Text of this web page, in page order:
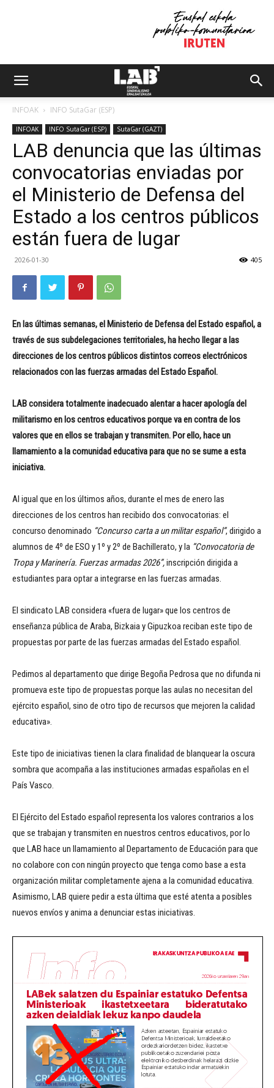
INFOAK INFO SutaGar (ESP)
INFOAK INFO SutaGar (ESP) SutaGar (GAZT)
LAB denuncia que las últimas
convocatorias enviadas por
el Ministerio de Defensa del
Estado a los centros públicos
están fuera de lugar
2026-01-30 405
En las últimas semanas, el Ministerio de Defensa del Estado español, a
través de sus subdelegaciones territoriales, ha hecho llegar a las
direcciones de los centros públicos distintos correos electrónicos
relacionados con las fuerzas armadas del Estado Español.
LAB considera totalmente inadecuado alentar a hacer apología del
militarismo en los centros educativos porque va en contra de los
valores que en ellos se trabajan y transmiten. Por ello, hace un
llamamiento a la comunidad educativa para que no se sume a esta
iniciativa.
Al igual que en los últimos años, durante el mes de enero las
direcciones de los centros han recibido dos convocatorias: el
concurso denominado “Concurso carta a un militar español”, dirigido a
alumnos de 4º de ESO y 1º y 2º de Bachillerato, y la “Convocatoria de
Tropa y Marinería. Fuerzas armadas 2026”,inscripción dirigida a
estudiantes para optar a integrarse en las fuerzas armadas.
El sindicato LAB considera «fuera de lugar» que los centros de
enseñanza pública de Araba, Bizkaia y Gipuzkoa reciban este tipo de
propuestas por parte de las fuerzas armadas del Estado español.
Pedimos al departamento que dirige Begoña Pedrosa que no difunda ni
promueva este tipo de propuestas porque las aulas no necesitan del
ejército español, sino de otro tipo de recursos que mejoren la calidad
educativa».
Este tipo de iniciativas tienen la clara finalidad de blanquear la oscura
sombra que acompaña a las instituciones armadas españolas en el
País Vasco.
El Ejército del Estado español representa los valores contrarios a los
que se trabajan y transmiten en nuestros centros educativos, por lo
que LAB hace un llamamiento al Departamento de Educación para que
no colabore con con ningún proyecto que tenga como base a esta
organización militar completamente ajena a la comunidad educativa.
Asimismo, LAB quiere pedir a esta última que esté atenta a posibles
nuevos envíos y anima a denunciar estas iniciativas.